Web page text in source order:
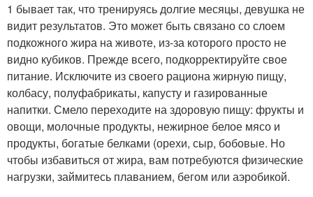
1 бывает так, что тренируясь долгие месяцы, девушка не
видит результатов. Это может быть связано со слоем
подкожного жира на животе, из-за которого просто не
видно кубиков. Прежде всего, подкорректируйте свое
питание. Исключите из своего рациона жирную пищу,
колбасу, полуфабрикаты, капусту и газированные
напитки. Смело переходите на здоровую пищу: фрукты и
овощи, молочные продукты, нежирное белое мясо и
продукты, богатые белками (орехи, сыр, бобовые. Но
чтобы избавиться от жира, вам потребуются физические
нагрузки, займитесь плаванием, бегом или аэробикой.